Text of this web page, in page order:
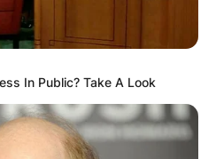
In Public? Take A Look